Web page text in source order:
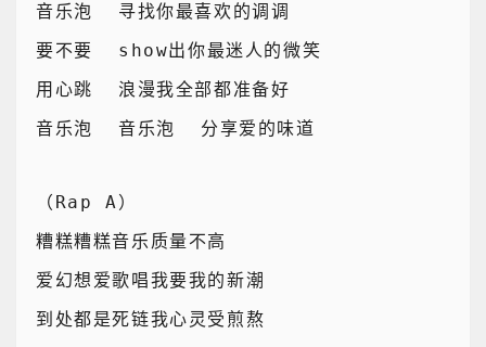
音乐泡  寻找你最喜欢的调调
要不要  show出你最迷人的微笑
用心跳  浪漫我全部都准备好
音乐泡  音乐泡  分享爱的味道
（Rap A）
糟糕糟糕音乐质量不高
爱幻想爱歌唱我要我的新潮
到处都是死链我心灵受煎熬